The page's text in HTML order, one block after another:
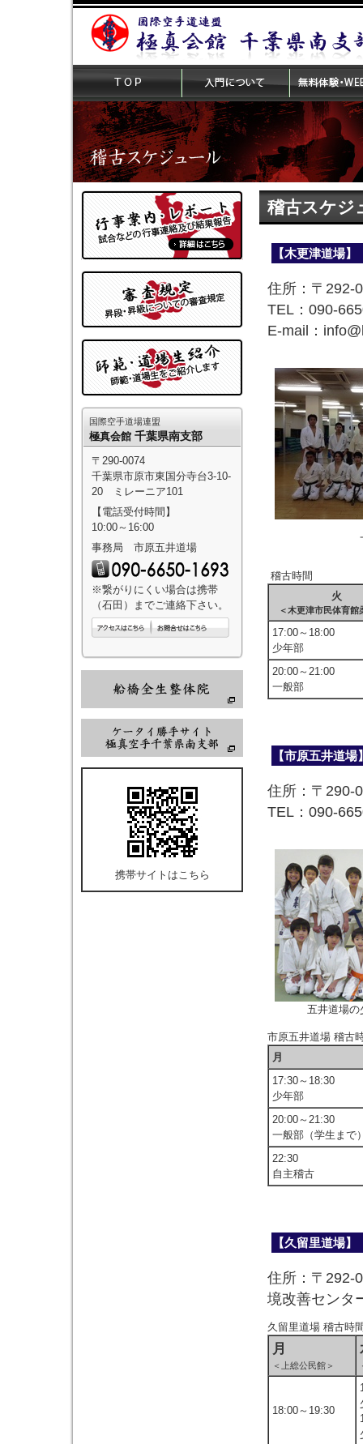
稽古スケジ
【木更津道場】
住所：〒292-
TEL：090-
E-mail：
稽古時間
火
＜木更津市民体育館
17:00～18:00
少年部
20:00～21:00
一般部
【市原五井道場
住所：〒290-
TEL：090-
五井道場の
市原五井道場 稽古
月
17:30～18:30
少年部
20:00～21:30
一般部（学生まで
22:30
自主稽古
【久留里道場】
住所：〒
境改善センタ
久留里道場 稽古時
月
＜上総公民館＞
18:00～19:30
国際空手道場連盟
極真会館 千葉県南支部
〒290-0074
千葉県市原市東国分寺台3-10-
20 ミレーニア101
【電話受付時間】
10:00～16:00
事務局 市原五井道場
※繋がりにくい場合は携帯
（石田）までご連絡下さい。
携帯サイトはこちら